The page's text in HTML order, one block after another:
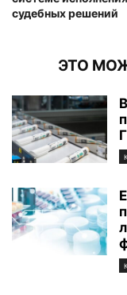
судебных решений
ЭТО